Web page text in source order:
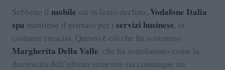
Sebbene il mobile sia in lento declino, Vodafone Italia
spa mantiene il primato per i servizi business , in
costante crescita. Questo è ciò che ha sostenuto
Margherita Della Valle , che ha sottolineato come la
decrescita dell’ultimo semestre sia comunque un